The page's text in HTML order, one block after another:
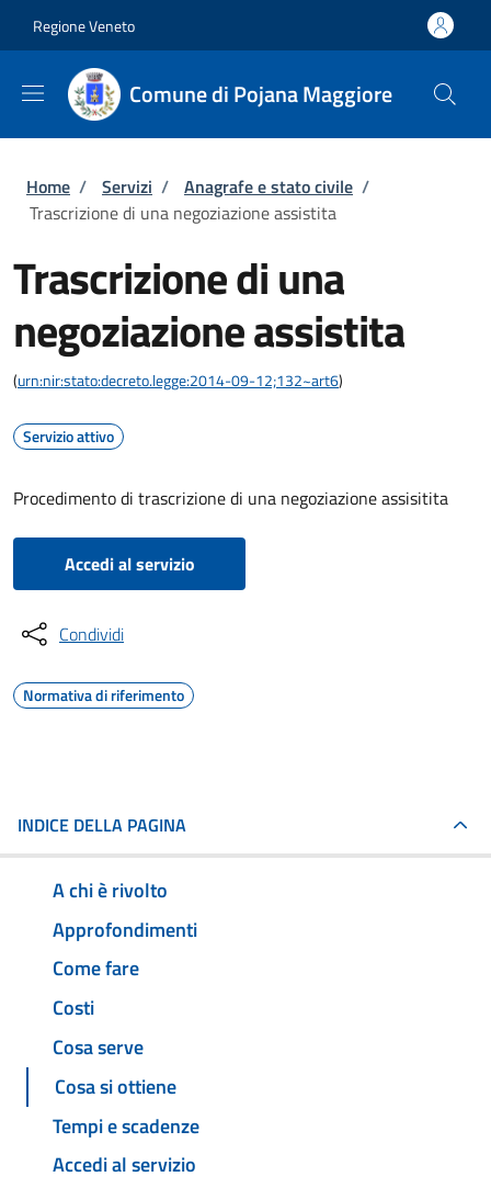
Regione Veneto
Comune di Pojana Maggiore
Briciole di pane
Home / Servizi / Anagrafe e stato civile /
Trascrizione di una negoziazione assistita
Trascrizione di una
negoziazione assistita
(urn:nir:stato:decreto.legge:2014-09-12;132~art6)
Servizio attivo
Procedimento di trascrizione di una negoziazione assisitita
Accedi al servizio
Condividi
Normativa di riferimento
INDICE DELLA PAGINA
A chi è rivolto
Approfondimenti
Come fare
Costi
Cosa serve
Cosa si ottiene
Tempi e scadenze
Accedi al servizio